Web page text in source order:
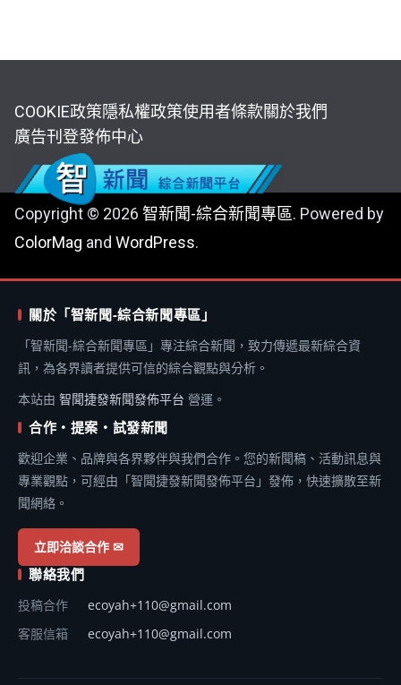
COOKIE政策隱私權政策使用者條款關於我們
廣告刊登發佈中心
Copyright © 2026 智新聞-綜合新聞專區. Powered by
ColorMag and WordPress.
關於「智新聞-綜合新聞專區」
「智新聞-綜合新聞專區」專注綜合新聞，致力傳遞最新綜合資
訊，為各界讀者提供可信的綜合觀點與分析。
本站由 智聞捷發新聞發佈平台 營運。
合作・提案・試發新聞
歡迎企業、品牌與各界夥伴與我們合作。您的新聞稿、活動訊息與
專業觀點，可經由「智聞捷發新聞發佈平台」發佈，快速擴散至新
聞網絡。
立即洽談合作 ✉
聯絡我們
投稿合作
ecoyah+110@gmail.com
客服信箱
ecoyah+110@gmail.com